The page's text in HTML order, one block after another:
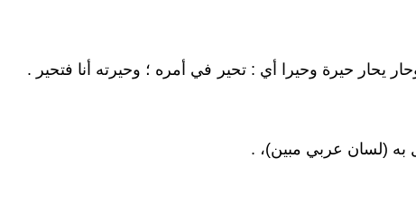
يحار حيرة وحيرا أي : تحير في أمره ؛ وحيرته أنا فتحير .